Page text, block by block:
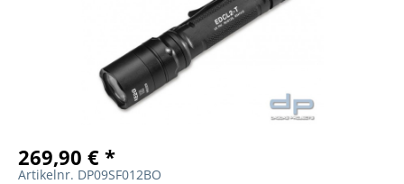
269,90 € *
Artikelnr. DP09SF012BO